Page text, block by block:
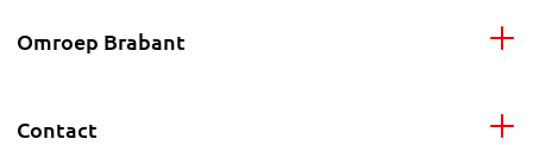
Omroep Brabant
Contact